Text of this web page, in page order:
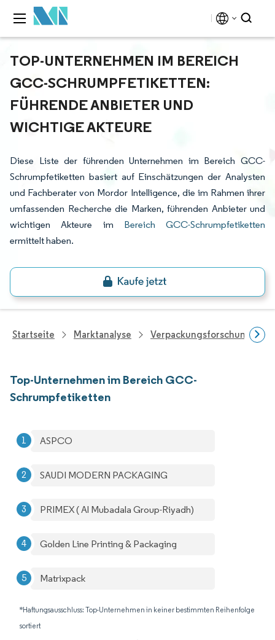
TOP-UNTERNEHMEN IM BEREICH
GCC-SCHRUMPFETIKETTEN:
FÜHRENDE ANBIETER UND
WICHTIGE AKTEURE
Diese Liste der führenden Unternehmen im Bereich GCC-
Schrumpfetiketten basiert auf Einschätzungen der Analysten
und Fachberater von Mordor Intelligence, die im Rahmen ihrer
umfassenden Recherche die Marken, führenden Anbieter und
wichtigen Akteure im Bereich GCC-Schrumpfetiketten
ermittelt haben.
Startseite Marktanalyse Verpackungsforschung
Top-Unternehmen im Bereich GCC-
Schrumpfetiketten
ASPCO
SAUDI MODERN PACKAGING
PRIMEX ( Al Mubadala Group-Riyadh)
Golden Line Printing & Packaging
Matrixpack
*Haftungsausschluss: Top-Unternehmen in keiner bestimmten Reihenfolge
sortiert